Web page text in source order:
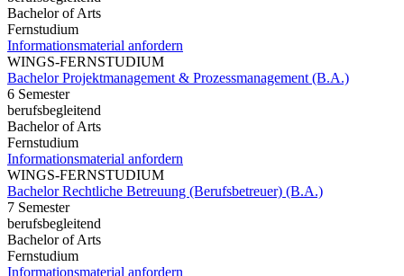
Bachelor of Arts
Fernstudium
Informationsmaterial anfordern
WINGS-FERNSTUDIUM
Bachelor Projektmanagement & Prozessmanagement (B.A.)
6 Semester
berufsbegleitend
Bachelor of Arts
Fernstudium
Informationsmaterial anfordern
WINGS-FERNSTUDIUM
Bachelor Rechtliche Betreuung (Berufsbetreuer) (B.A.)
7 Semester
berufsbegleitend
Bachelor of Arts
Fernstudium
Informationsmaterial anfordern